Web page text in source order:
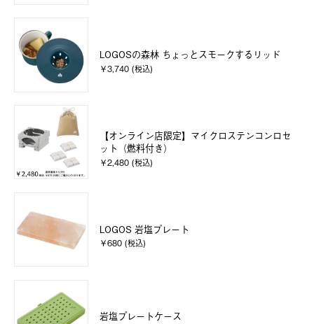
LOGOSの森林 ちょっとスモークするリッド
￥3,740 (税込)
【オンライン店限定】マイクロステンコンロセ
ット（燃料付き）
￥2,480 (税込)
LOGOS 岩塩プレート
￥680 (税込)
岩塩プレートケース